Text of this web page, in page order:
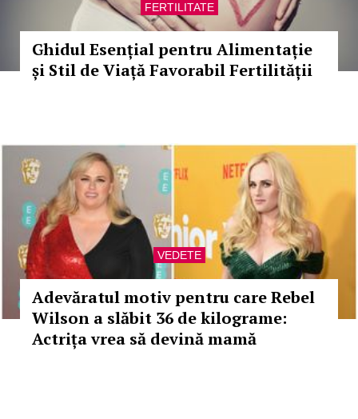
FERTILITATE
Ghidul Esențial pentru Alimentație
și Stil de Viață Favorabil Fertilității
VEDETE
Adevăratul motiv pentru care Rebel
Wilson a slăbit 36 de kilograme:
Actrița vrea să devină mamă